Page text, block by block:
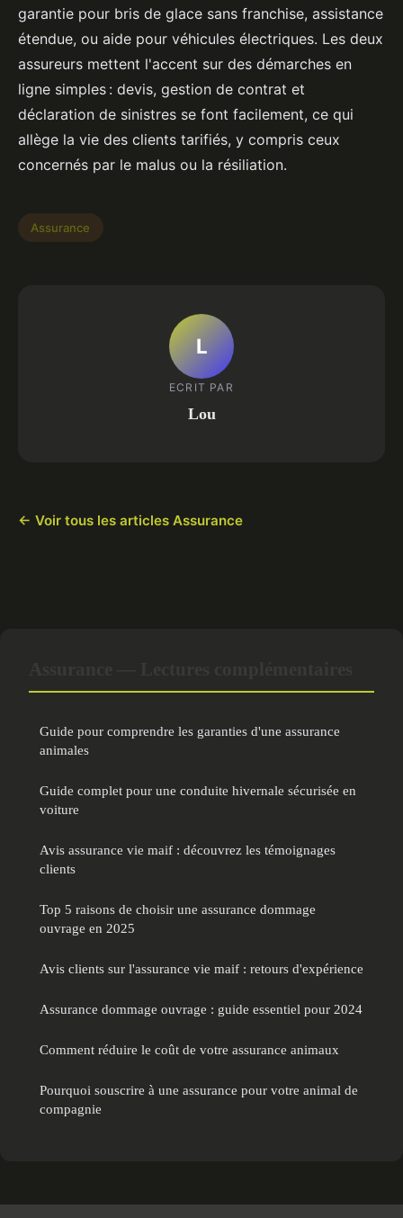
garantie pour bris de glace sans franchise, assistance
étendue, ou aide pour véhicules électriques. Les deux
assureurs mettent l'accent sur des démarches en
ligne simples : devis, gestion de contrat et
déclaration de sinistres se font facilement, ce qui
allège la vie des clients tarifiés, y compris ceux
concernés par le malus ou la résiliation.
Assurance
L
ECRIT PAR
Lou
← Voir tous les articles Assurance
Guide pour comprendre les garanties d'une assurance
animales
Guide complet pour une conduite hivernale sécurisée en
voiture
Avis assurance vie maif : découvrez les témoignages
clients
Top 5 raisons de choisir une assurance dommage
ouvrage en 2025
Avis clients sur l'assurance vie maif : retours d'expérience
Assurance dommage ouvrage : guide essentiel pour 2024
Comment réduire le coût de votre assurance animaux
Pourquoi souscrire à une assurance pour votre animal de
compagnie